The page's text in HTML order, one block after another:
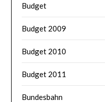
Budget
Budget 2009
Budget 2010
Budget 2011
Bundesbahn